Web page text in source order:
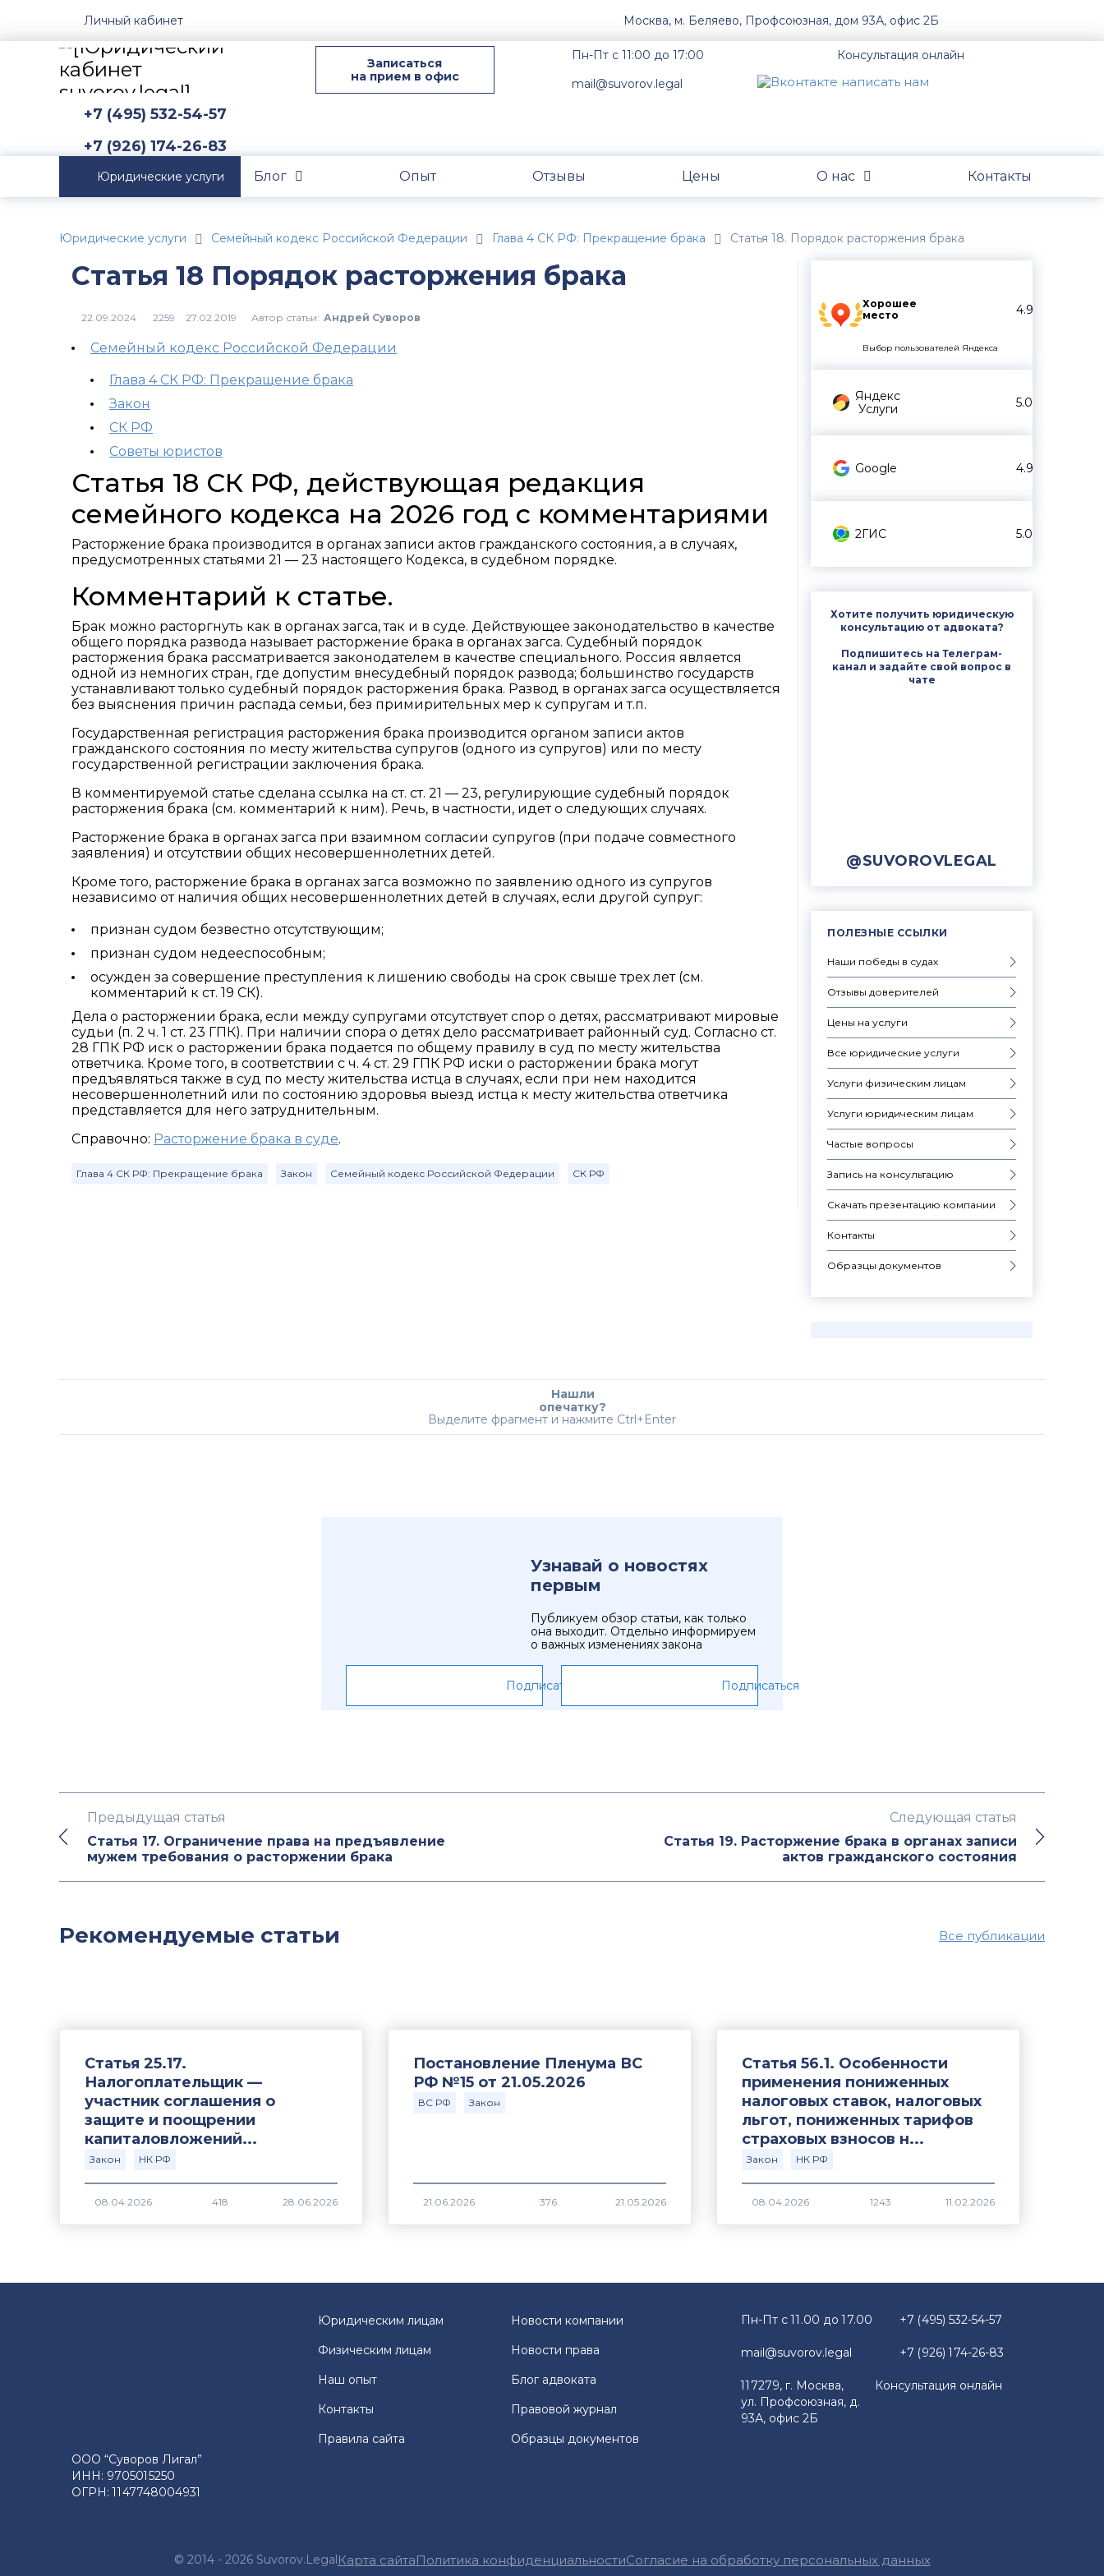
Личный кабинет Москва, м. Беляево, Профсоюзная, дом 93А, офис 2Б
Записаться
на прием в офис
Пн-Пт с 11:00 до 17:00
mail@suvorov.legal
Консультация онлайн
+7 (495) 532-54-57
+7 (926) 174-26-83
Юридические услуги Блог Опыт Отзывы Цены О нас Контакты
Юридические услуги Семейный кодекс Российской Федерации Глава 4 СК РФ: Прекращение брака Статья 18. Порядок расторжения брака
Хорошее
место
4.9
Выбор пользователей Яндекса
Яндекс
Услуги
5.0
Google 4.9
2ГИС 5.0
Хотите получить юридическую
консультацию от адвоката?
Подпишитесь на Телеграм-
канал и задайте свой вопрос в
чате
@SUVOROVLEGAL
ПОЛЕЗНЫЕ ССЫЛКИ
Наши победы в судах
Отзывы доверителей
Цены на услуги
Все юридические услуги
Услуги физическим лицам
Услуги юридическим лицам
Частые вопросы
Запись на консультацию
Скачать презентацию компании
Контакты
Образцы документов
Статья 18 Порядок расторжения брака
2259 Автор статьи: Андрей Суворов
Семейный кодекс Российской Федерации
Глава 4 СК РФ: Прекращение брака
Закон
СК РФ
Советы юристов
Статья 18 СК РФ, действующая редакция
семейного кодекса на 2026 год с комментариями
Расторжение брака производится в органах записи актов гражданского состояния, а в случаях,
предусмотренных статьями 21 — 23 настоящего Кодекса, в судебном порядке.
Комментарий к статье.
Брак можно расторгнуть как в органах загса, так и в суде. Действующее законодательство в качестве
общего порядка развода называет расторжение брака в органах загса. Судебный порядок
расторжения брака рассматривается законодателем в качестве специального. Россия является
одной из немногих стран, где допустим внесудебный порядок развода; большинство государств
устанавливают только судебный порядок расторжения брака. Развод в органах загса осуществляется
без выяснения причин распада семьи, без примирительных мер к супругам и т.п.
Государственная регистрация расторжения брака производится органом записи актов
гражданского состояния по месту жительства супругов (одного из супругов) или по месту
государственной регистрации заключения брака.
В комментируемой статье сделана ссылка на ст. ст. 21 — 23, регулирующие судебный порядок
расторжения брака (см. комментарий к ним). Речь, в частности, идет о следующих случаях.
Расторжение брака в органах загса при взаимном согласии супругов (при подаче совместного
заявления) и отсутствии общих несовершеннолетних детей.
Кроме того, расторжение брака в органах загса возможно по заявлению одного из супругов
независимо от наличия общих несовершеннолетних детей в случаях, если другой супруг:
признан судом безвестно отсутствующим;
признан судом недееспособным;
осужден за совершение преступления к лишению свободы на срок свыше трех лет (см.
комментарий к ст. 19 СК).
Дела о расторжении брака, если между супругами отсутствует спор о детях, рассматривают мировые
судьи (п. 2 ч. 1 ст. 23 ГПК). При наличии спора о детях дело рассматривает районный суд. Согласно ст.
28 ГПК РФ иск о расторжении брака подается по общему правилу в суд по месту жительства
ответчика. Кроме того, в соответствии с ч. 4 ст. 29 ГПК РФ иски о расторжении брака могут
предъявляться также в суд по месту жительства истца в случаях, если при нем находится
несовершеннолетний или по состоянию здоровья выезд истца к месту жительства ответчика
представляется для него затруднительным.
Справочно: Расторжение брака в суде.
Глава 4 СК РФ: Прекращение брака Закон Семейный кодекс Российской Федерации СК РФ
Нашли
опечатку?
Выделите фрагмент и нажмите Ctrl+Enter
Узнавай о новостях
первым
Публикуем обзор статьи, как только
она выходит. Отдельно информируем
о важных изменениях закона
Подписаться Подписаться
Предыдущая статья
Статья 17. Ограничение права на предъявление
мужем требования о расторжении брака
Следующая статья
Статья 19. Расторжение брака в органах записи
актов гражданского состояния
Все публикации
Рекомендуемые статьи
Статья 25.17.
Налогоплательщик —
участник соглашения о
защите и поощрении
капиталовложений...
Закон НК РФ
418
Постановление Пленума ВС
РФ №15 от 21.05.2026
ВС РФ Закон
376
Статья 56.1. Особенности
применения пониженных
налоговых ставок, налоговых
льгот, пониженных тарифов
страховых взносов н...
Закон НК РФ
1243
ООО “Суворов Лигал”
ИНН: 9705015250
ОГРН: 1147748004931
Юридическим лицам
Новости компании
Физическим лицам
Новости права
Наш опыт
Блог адвоката
Контакты
Правовой журнал
Правила сайта
Образцы документов
Пн-Пт с 11.00 до 17.00
mail@suvorov.legal
117279, г. Москва,
ул. Профсоюзная, д.
93А, офис 2Б
+7 (495) 532-54-57
+7 (926) 174-26-83
Консультация онлайн
© 2014 - 2026 Suvorov.LegalКарта сайтаПолитика конфиденциальностиСогласие на обработку персональных данных